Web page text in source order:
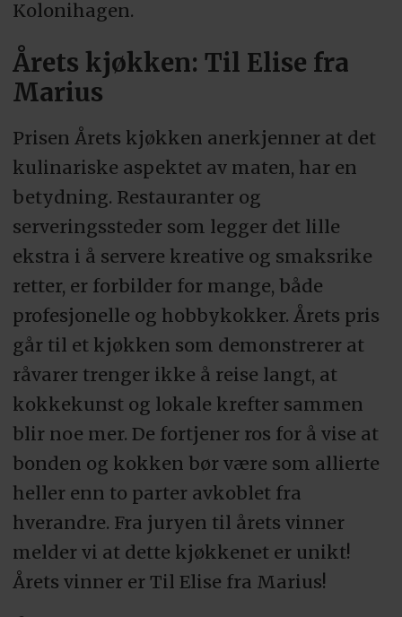
Kolonihagen.
Årets kjøkken: Til Elise fra
Marius
Prisen Årets kjøkken anerkjenner at det
kulinariske aspektet av maten, har en
betydning. Restauranter og
serveringssteder som legger det lille
ekstra i å servere kreative og smaksrike
retter, er forbilder for mange, både
profesjonelle og hobbykokker. Årets pris
går til et kjøkken som demonstrerer at
råvarer trenger ikke å reise langt, at
kokkekunst og lokale krefter sammen
blir noe mer. De fortjener ros for å vise at
bonden og kokken bør være som allierte
heller enn to parter avkoblet fra
hverandre. Fra juryen til årets vinner
melder vi at dette kjøkkenet er unikt!
Årets vinner er Til Elise fra Marius!